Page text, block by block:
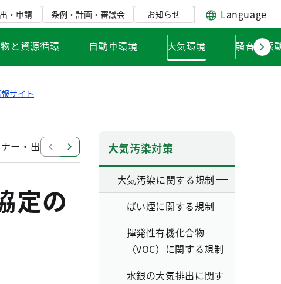
・申請 条例・計画・審議会 お知らせ Language
と資源循環 自動車環境 大気環境 騒音・振
サイト
ー・出前講座（講師派遣）等 建築物石綿含有建材調査者
定の
大気汚染対策
大気汚染に関する規制
ばい煙に関する規制
揮発性有機化合物
（VOC）に関する規制
水銀の大気排出に関す